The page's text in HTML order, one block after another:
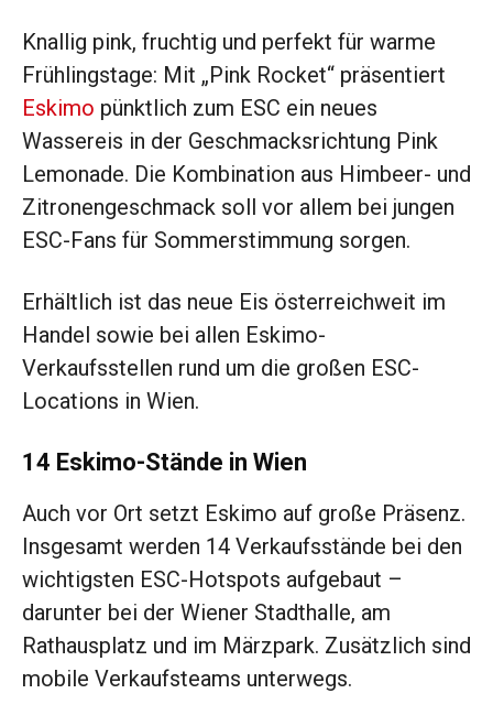
Knallig pink, fruchtig und perfekt für warme
Frühlingstage: Mit „Pink Rocket“ präsentiert
Eskimo pünktlich zum ESC ein neues
Wassereis in der Geschmacksrichtung Pink
Lemonade. Die Kombination aus Himbeer- und
Zitronengeschmack soll vor allem bei jungen
ESC-Fans für Sommerstimmung sorgen.
Erhältlich ist das neue Eis österreichweit im
Handel sowie bei allen Eskimo-
Verkaufsstellen rund um die großen ESC-
Locations in Wien.
14 Eskimo-Stände in Wien
Auch vor Ort setzt Eskimo auf große Präsenz.
Insgesamt werden 14 Verkaufsstände bei den
wichtigsten ESC-Hotspots aufgebaut –
darunter bei der Wiener Stadthalle, am
Rathausplatz und im Märzpark. Zusätzlich sind
mobile Verkaufsteams unterwegs.